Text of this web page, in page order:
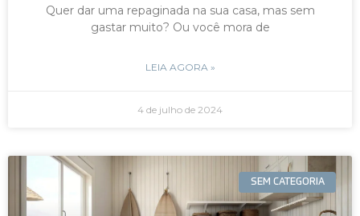
Quer dar uma repaginada na sua casa, mas sem
gastar muito? Ou você mora de
LEIA AGORA »
4 de julho de 2024
SEM CATEGORIA